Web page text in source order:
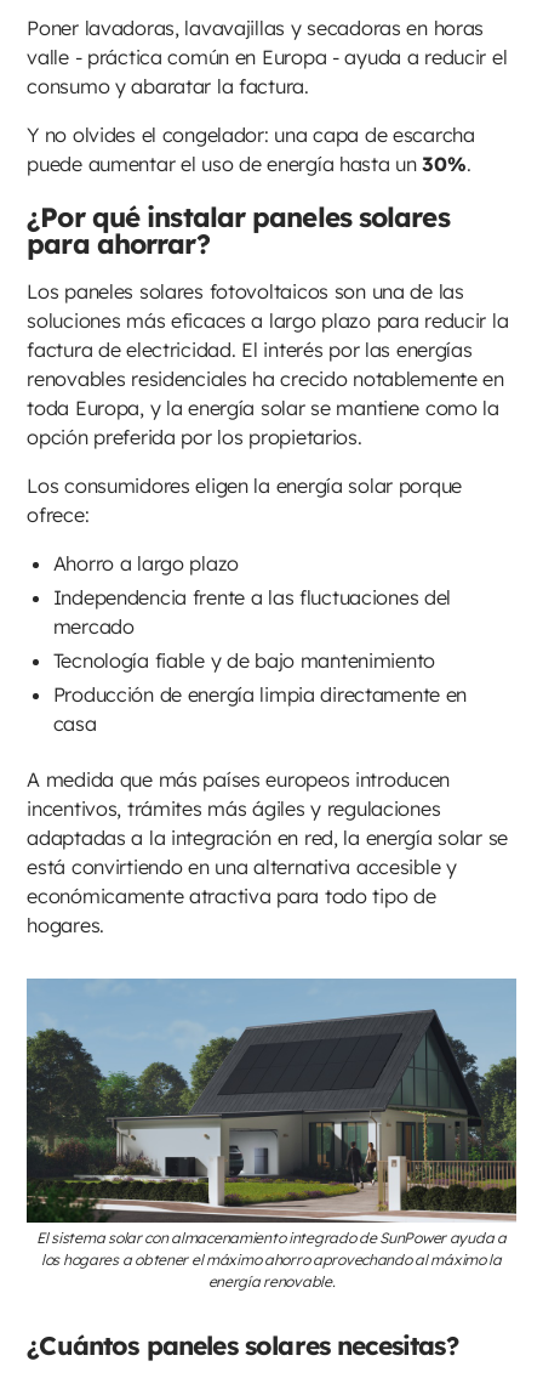
Poner lavadoras, lavavajillas y secadoras en horas
valle - práctica común en Europa - ayuda a reducir el
consumo y abaratar la factura.
Y no olvides el congelador: una capa de escarcha
puede aumentar el uso de energía hasta un30%.
¿Por qué instalar paneles solares
para ahorrar?
Los paneles solares fotovoltaicos son una de las
soluciones más eficaces a largo plazo para reducir la
factura de electricidad. El interés por las energías
renovables residenciales ha crecido notablemente en
toda Europa, y la energía solar se mantiene como la
opción preferida por los propietarios.
Los consumidores eligen la energía solar porque
ofrece:
Ahorro a largo plazo
Independencia frente a las fluctuaciones del
mercado
Tecnología fiable y de bajo mantenimiento
Producción de energía limpia directamente en
casa
A medida que más países europeos introducen
incentivos, trámites más ágiles y regulaciones
adaptadas a la integración en red, la energía solar se
está convirtiendo en una alternativa accesible y
económicamente atractiva para todo tipo de
hogares.
El sistema solar con almacenamiento integrado de SunPower ayuda a
los hogares a obtener el máximo ahorro aprovechando al máximo la
energía renovable.
¿Cuántos paneles solares necesitas?